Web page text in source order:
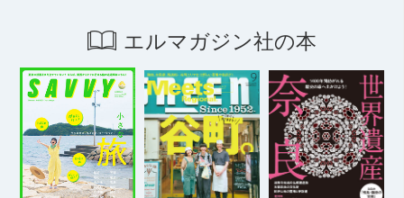
エルマガジン社の本